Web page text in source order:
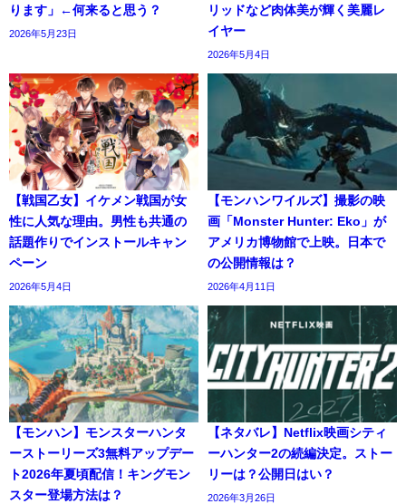
ります」←何来ると思う？
2026年5月23日
リッドなど肉体美が輝く美麗レ
イヤー
2026年5月4日
【戦国乙女】イケメン戦国が女
性に人気な理由。男性も共通の
話題作りでインストールキャン
ペーン
2026年5月4日
【モンハンワイルズ】撮影の映
画「Monster Hunter: Eko」が
アメリカ博物館で上映。日本で
の公開情報は？
2026年4月11日
【モンハン】モンスターハンタ
ーストーリーズ3無料アップデー
ト2026年夏頃配信！キングモン
スター登場方法は？
【ネタバレ】Netflix映画シティ
ーハンター2の続編決定。ストー
リーは？公開日はい？
2026年3月26日